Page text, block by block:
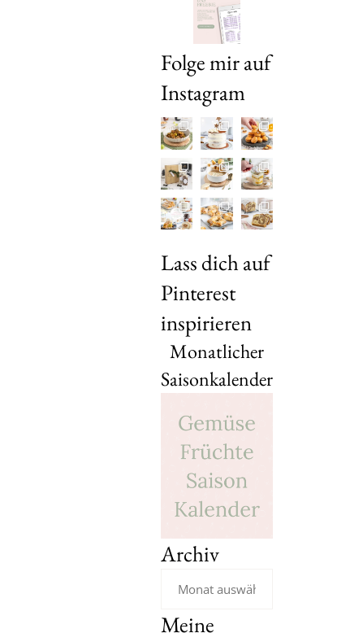
Folge mir auf
Instagram
Lass dich auf
Pinterest
inspirieren
Monatlicher
Saisonkalender
Archiv
Meine